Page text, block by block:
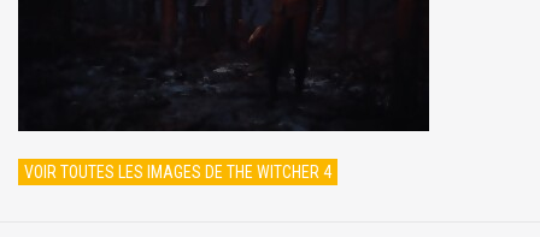
VOIR TOUTES LES IMAGES DE THE WITCHER 4